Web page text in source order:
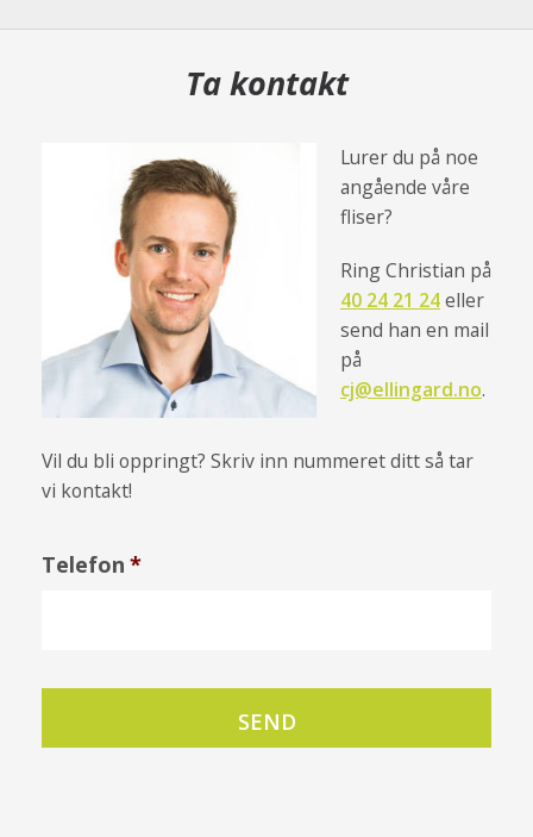
Ta kontakt
Lurer du på noe
angående våre
fliser?
Ring Christian på
40 24 21 24eller
send han en mail
på
cj@ellingard.no.
Vil du bli oppringt? Skriv inn nummeret ditt så tar
vi kontakt!
Telefon *